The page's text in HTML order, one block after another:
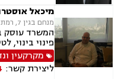
מיכאל
מנחם בגין 7, רמת-גן
פינוי בינוי,
ומסחר, גישור,
מקרקעין
ליצירת קשר: